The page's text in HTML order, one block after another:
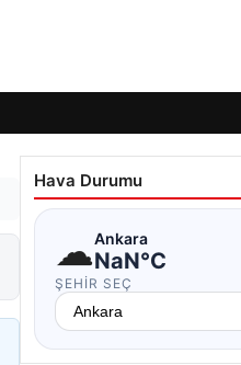
Hava Durumu
☁Ankara
NaN°C
ŞEHIR SEÇ